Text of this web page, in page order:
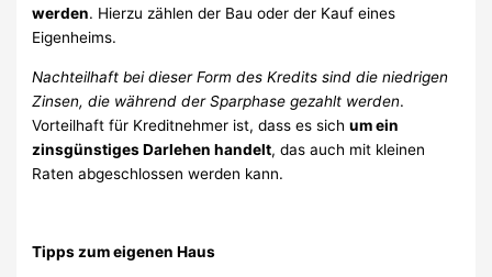
werden. Hierzu zählen der Bau oder der Kauf eines
Eigenheims.
Nachteilhaft bei dieser Form des Kredits sind die niedrigen
Zinsen, die während der Sparphase gezahlt werden.
Vorteilhaft für Kreditnehmer ist, dass es sichum ein
zinsgünstiges Darlehen handelt, das auch mit kleinen
Raten abgeschlossen werden kann.
Tipps zum eigenen Haus